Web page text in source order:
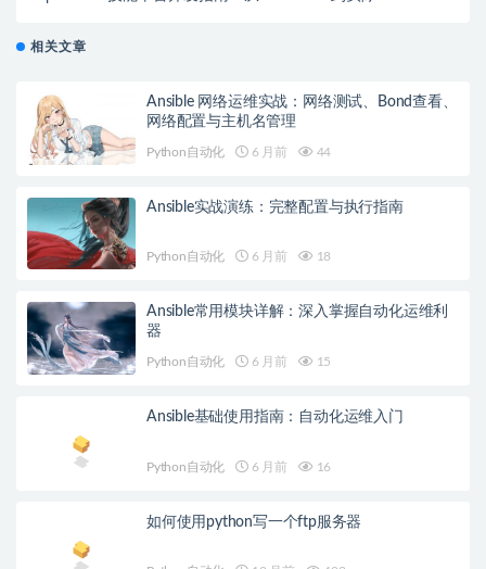
相关文章
Ansible 网络运维实战：网络测试、Bond查看、
网络配置与主机名管理
Python自动化 6 月前 44
Ansible实战演练：完整配置与执行指南
Python自动化 6 月前 18
Ansible常用模块详解：深入掌握自动化运维利
器
Python自动化 6 月前 15
Ansible基础使用指南：自动化运维入门
Python自动化 6 月前 16
如何使用python写一个ftp服务器